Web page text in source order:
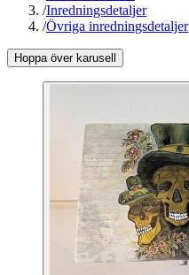
/Inredningsdetaljer
/Övriga inredningsdetaljer
Hoppa över karusell